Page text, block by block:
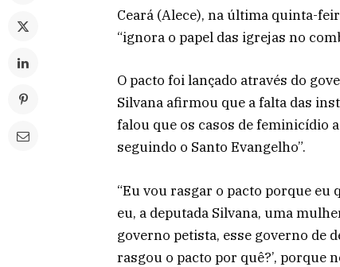
Ceará (Alece), na última quinta-
“ignora o papel das igrejas no
O pacto foi lançado através do
Silvana afirmou que a falta das
falou que os casos de feminicídio
seguindo o Santo Evangelho”.
“Eu vou rasgar o pacto porque
eu, a deputada Silvana, uma
governo petista, esse governo de
rasgou o pacto por quê?’, porque